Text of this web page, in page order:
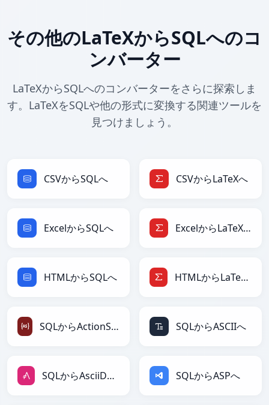
その他のLaTeXからSQLへのコ
ンバーター
LaTeXからSQLへのコンバーターをさらに探索しま
す。LaTeXをSQLや他の形式に変換する関連ツールを
見つけましょう。
CSVからSQLへ CSVからLaTeXへ
ExcelからSQLへ ExcelからLaTeXへ
HTMLからSQLへ HTMLからLaTeXへ
SQLからActionScriptへ SQLからASCIIへ
SQLからAsciiDocへ SQLからASPへ